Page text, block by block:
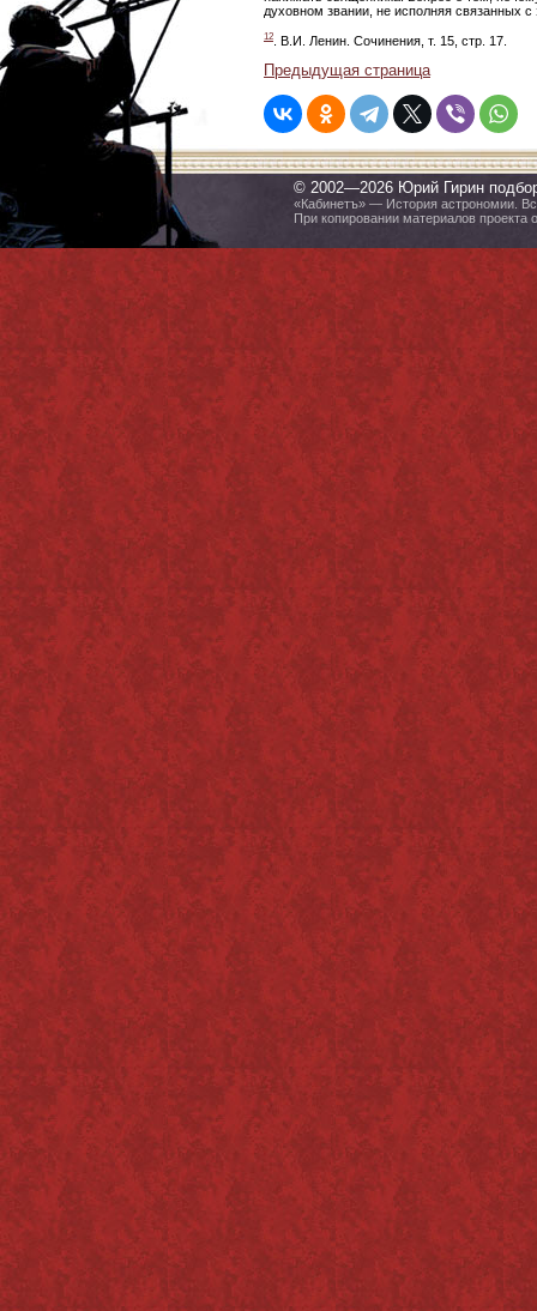
духовном звании, не исполняя связанных с
12 . В.И. Ленин. Сочинения, т. 15, стр. 17.
Предыдущая страница
© 2002—2026 Юрий Гирин
«Кабинетъ» — История астрономии.
При копировании материалов проекта